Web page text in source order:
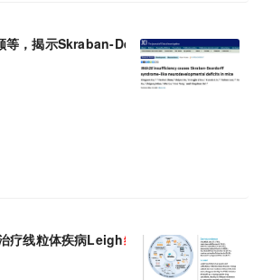
等，揭示Skraban-Deardorff综合征的发病
疗线粒体疾病Leigh综合征的巨大潜力